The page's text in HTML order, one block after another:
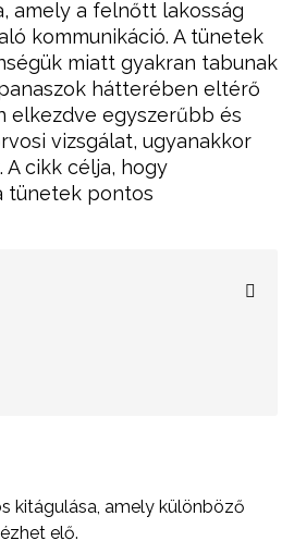
amely a felnőtt lakosság
kommunikáció. A tünetek
miatt gyakran tabunak
hátterében eltérő
elkezdve egyszerűbb és
vizsgálat, ugyanakkor
cikk célja, hogy
tünetek pontos
kitágulása, amely különböző
elő.